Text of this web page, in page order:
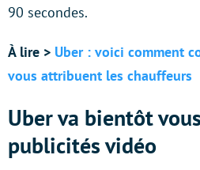
90 secondes.
À lire > Uber : voici comment
vous attribuent les chauffeurs
Uber va bientôt
publicités vidéo